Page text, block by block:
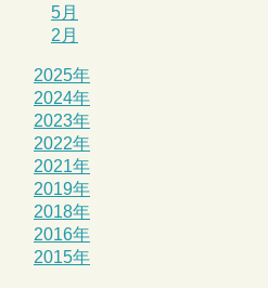
5月
2月
2025年
2024年
2023年
2022年
2021年
2019年
2018年
2016年
2015年